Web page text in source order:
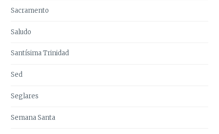
Sacramento
Saludo
Santísima Trinidad
Sed
Seglares
Semana Santa